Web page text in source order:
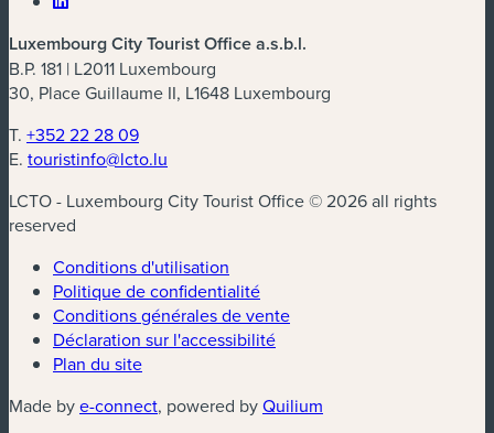
Luxembourg City Tourist Office a.s.b.l.
B.P. 181 | L2011 Luxembourg
30, Place Guillaume II, L1648 Luxembourg
T. +352 22 28 09
E. touristinfo@lcto.lu
LCTO - Luxembourg City Tourist Office © 2026 all rights
reserved
Conditions d'utilisation
Politique de confidentialité
Conditions générales de vente
Déclaration sur l'accessibilité
Plan du site
Made bye-connect(nouvelle fenêtre)
, powered byQuilium